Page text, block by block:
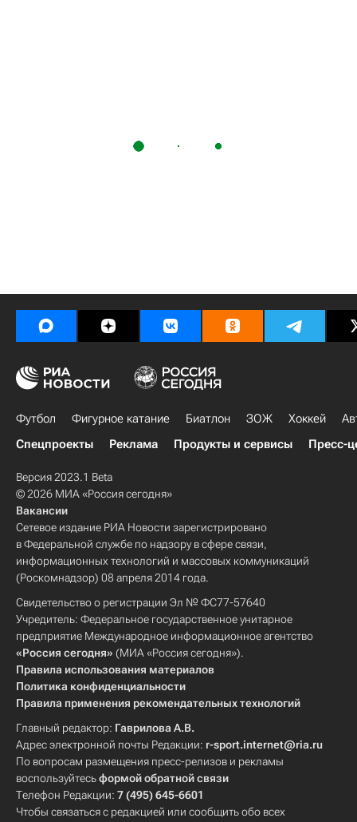
Футбол Фигурное катание Биатлон ЗОЖ Хоккей
Спецпроекты
Реклама Продукты и сервисы Пресс-
Версия 2023.1 Beta
© 2026 МИА «Россия сегодня»
Вакансии
Сетевое издание РИА Новости зарегистрировано
в Федеральной службе по надзору в сфере связи,
информационных технологий и массовых коммуникаций
(Роскомнадзор) 08 апреля 2014 года.
Свидетельство о регистрации Эл № ФС77-57640
Учредитель: Федеральное государственное унитарное
предприятие Международное информационное агентство
«Россия сегодня» (МИА «Россия сегодня»).
Правила использования материалов
Политика конфиденциальности
Правила применения рекомендательных технологий
Главный редактор: Гаврилова А.В.
Адрес электронной почты Редакции: r-sport.internet@ria.ru
По вопросам размещения пресс-релизов и рекламы
воспользуйтесьформой обратной связи
Телефон Редакции: 7 (495) 645-6601
Чтобы связаться с редакцией или сообщить обо всех